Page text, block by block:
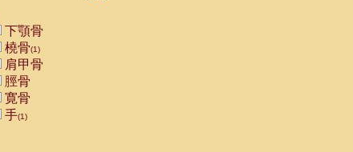
下顎骨
橈骨(1)
肩甲骨
脛骨
寛骨
手(1)